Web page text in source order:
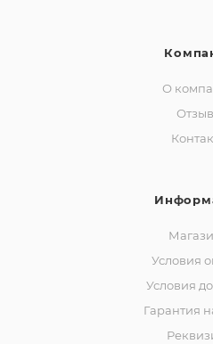
О
Условия
Условия
Гарантия